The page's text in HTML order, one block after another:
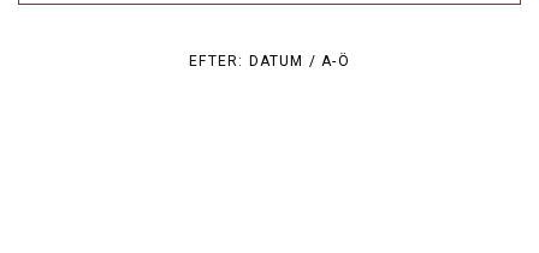
EFTER: DATUM /A-Ö